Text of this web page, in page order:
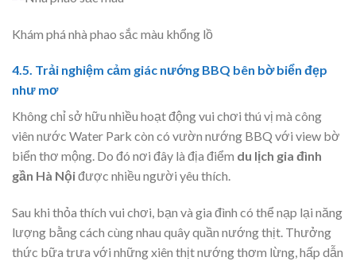
Khám phá nhà phao sắc màu khổng lồ
4.5. Trải nghiệm cảm giác nướng BBQ bên bờ biển đẹp
như mơ
Không chỉ sở hữu nhiều hoạt động vui chơi thú vị mà công
viên nước Water Park còn có vườn nướng BBQ với view bờ
biển thơ mộng. Do đó nơi đây là địa điểm du lịch gia đình
gần Hà Nộiđược nhiều người yêu thích.
Sau khi thỏa thích vui chơi, bạn và gia đình có thể nạp lại năng
lượng bằng cách cùng nhau quây quần nướng thịt. Thưởng
thức bữa trưa với những xiên thịt nướng thơm lừng, hấp dẫn